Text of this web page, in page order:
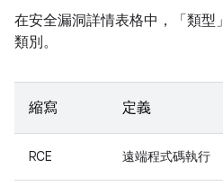
在安全漏洞詳情表格中，「類型」
類別。
縮寫 定義
RCE 遠端程式碼執行